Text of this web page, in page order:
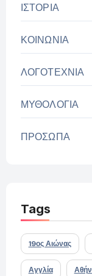
ΙΣΤΟΡΙΑ
ΚΟΙΝΩΝΙΑ
ΛΟΓΟΤΕΧΝΙΑ
ΜΥΘΟΛΟΓΙΑ
ΠΡΟΣΩΠΑ
Tags
19ος Αιώνας
Αγγλία